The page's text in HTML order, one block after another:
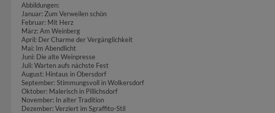
Abbildungen:
Januar: Zum Verweilen schön
Februar: Mit Herz
März: Am Weinberg
April: Der Charme der Vergänglichkeit
Mai: Im Abendlicht
Juni: Die alte Weinpresse
Juli: Warten aufs nächste Fest
August: Hintaus in Obersdorf
September: Stimmungsvoll in Wolkersdorf
Oktober: Malerisch in Pillichsdorf
November: In alter Tradition
Dezember: Verziert im Sgraffito-Stil